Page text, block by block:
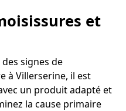
et
signes de
à Villerserine, il est
un produit adapté et
la cause primaire